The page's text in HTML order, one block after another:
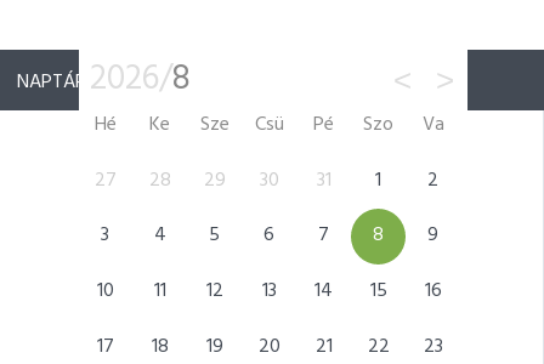
NAPTÁR 2026/8 < >
Hé Ke Sze Csü Pé Szo
Va
27 28 29 30 31 1
2
3
4 5 6 7 8
9
10
11 12 13 14 15
16
17
18 19 20 21 22
23